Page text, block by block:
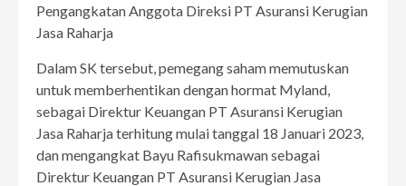
Pengangkatan Anggota Direksi PT Asuransi Kerugian
Jasa Raharja
Dalam SK tersebut, pemegang saham memutuskan
untuk memberhentikan dengan hormat Myland,
sebagai Direktur Keuangan PT Asuransi Kerugian
Jasa Raharja terhitung mulai tanggal 18 Januari 2023,
dan mengangkat Bayu Rafisukmawan sebagai
Direktur Keuangan PT Asuransi Kerugian Jasa